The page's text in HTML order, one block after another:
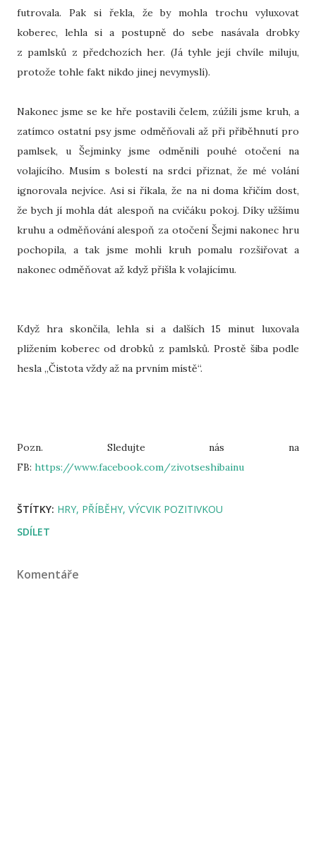
futrovala. Pak si řekla, že by mohla trochu vyluxovat
koberec, lehla si a postupně do sebe nasávala drobky
z pamlsků z předchozích her. (Já tyhle její chvíle miluju,
protože tohle fakt nikdo jinej nevymyslí).
Nakonec jsme se ke hře postavili čelem, zúžili jsme kruh, a
zatímco ostatní psy jsme odměňovali až při přiběhnutí pro
pamlsek, u Šejminky jsme odměnili pouhé otočení na
volajícího. Musím s bolestí na srdci přiznat, že mé volání
ignorovala nejvíce. Asi si říkala, že na ni doma křičím dost,
že bych jí mohla dát alespoň na cvičáku pokoj. Díky užšímu
kruhu a odměňování alespoň za otočení Šejmi nakonec hru
pochopila, a tak jsme mohli kruh pomalu rozšiřovat a
nakonec odměňovat až když přišla k volajícímu.
Když hra skončila, lehla si a dalších 15 minut luxovala
plížením koberec od drobků z pamlsků. Prostě šiba podle
hesla „Čistota vždy až na prvním místě“.
Pozn. Sledujte nás na
FB: https://www.facebook.com/zivotseshibainu
ŠTÍTKY: HRY PŘÍBĚHY VÝCVIK POZITIVKOU
SDÍLET
Komentáře